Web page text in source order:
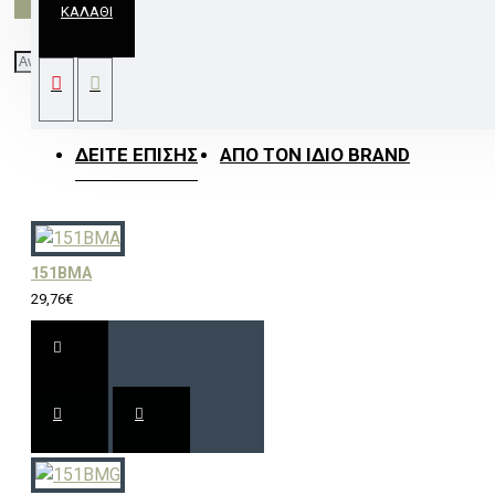
ΚΑΛΆΘΙ
ΑΠΛΙΚΑ 1ΧΕ27 ΑΜΜΟΒΟΛΗ ΔΙΑΦΑΝΗ ΣΧΕΔΙΑ
ΔΕΊΤΕ ΕΠΊΣΗΣ ΑΠΌ ΤΟΝ ΊΔΙΟ BRAND
151BMA
29,76€